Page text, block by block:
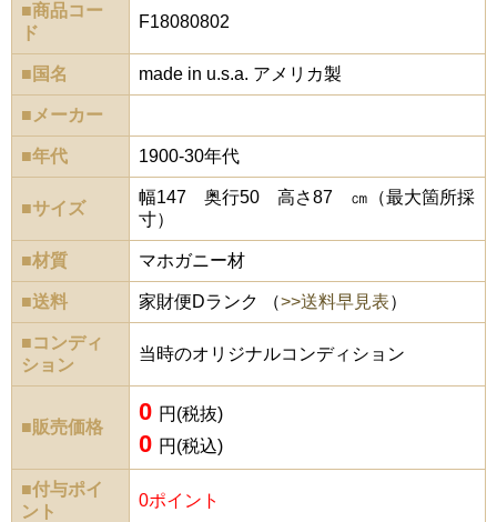
■商品コー
ド
F18080802
■国名 made in u.s.a. アメリカ製
■メーカー
■年代 1900-30年代
■サイズ
幅147 奥行50 高さ87 ㎝（最大箇所採
寸）
■材質 マホガニー材
■送料 家財便Dランク （>>送料早見表）
■コンディ
ション
当時のオリジナルコンディション
■販売価格
0 円(税抜)
0 円(税込)
■付与ポイ
ント
0ポイント